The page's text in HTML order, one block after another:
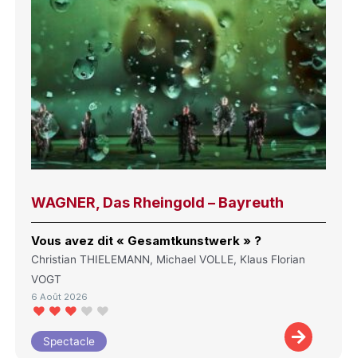
WAGNER, Das Rheingold – Bayreuth
Vous avez dit « Gesamtkunstwerk » ?
Christian THIELEMANN, Michael VOLLE, Klaus Florian
VOGT
6 Août 2026
Spectacle